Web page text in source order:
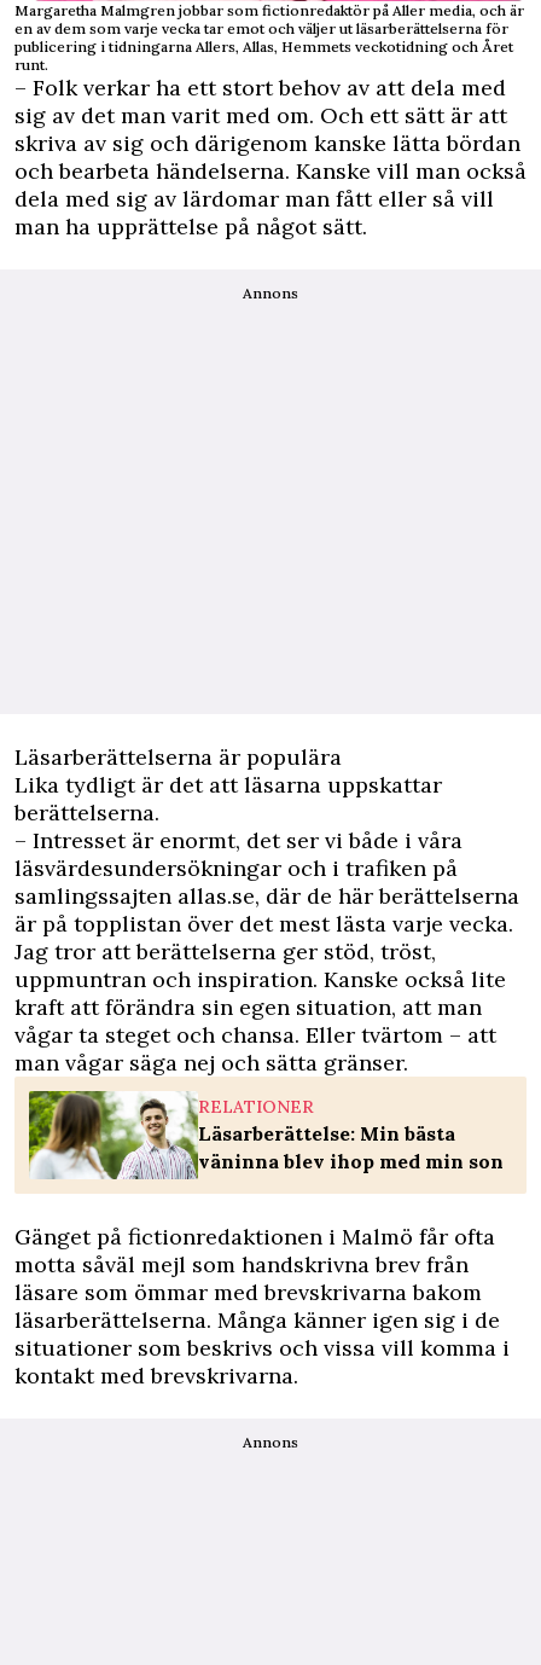
Margaretha Malmgren jobbar som fictionredaktör på Aller media, och är
en av dem som varje vecka tar emot och väljer ut läsarberättelserna för
publicering i tidningarna Allers, Allas, Hemmets veckotidning och Året
runt.
– Folk verkar ha ett stort behov av att dela med
sig av det man varit med om. Och ett sätt är att
skriva av sig och därigenom kanske lätta bördan
och bearbeta händelserna. Kanske vill man också
dela med sig av lärdomar man fått eller så vill
man ha upprättelse på något sätt.
Annons
Läsarberättelserna är populära
Lika tydligt är det att läsarna uppskattar
berättelserna.
– Intresset är enormt, det ser vi både i våra
läsvärdesundersökningar och i trafiken på
samlingssajten allas.se, där de här berättelserna
är på topplistan över det mest lästa varje vecka.
Jag tror att berättelserna ger stöd, tröst,
uppmuntran och inspiration. Kanske också lite
kraft att förändra sin egen situation, att man
vågar ta steget och chansa. Eller tvärtom – att
man vågar säga nej och sätta gränser.
RELATIONER
Läsarberättelse: Min bästa
väninna blev ihop med min son
Gänget på fictionredaktionen i Malmö får ofta
motta såväl mejl som handskrivna brev från
läsare som ömmar med brevskrivarna bakom
läsarberättelserna. Många känner igen sig i de
situationer som beskrivs och vissa vill komma i
kontakt med brevskrivarna.
Annons